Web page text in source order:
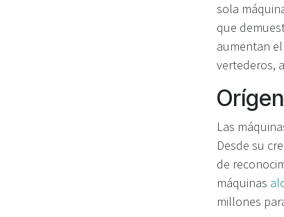
sola
que
aumentan
vertederos,
Las
Desde su
de
máquinas
millones